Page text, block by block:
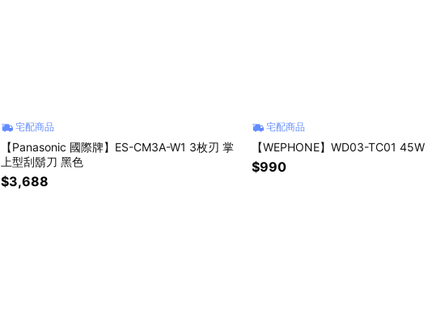
宅配商品
【Panasonic 國際牌】ES-CM3A-W1 3枚刃 掌
上型刮鬍刀 黑色
$3,688
宅配商品
【WEPHONE】WD03-TC01
$990